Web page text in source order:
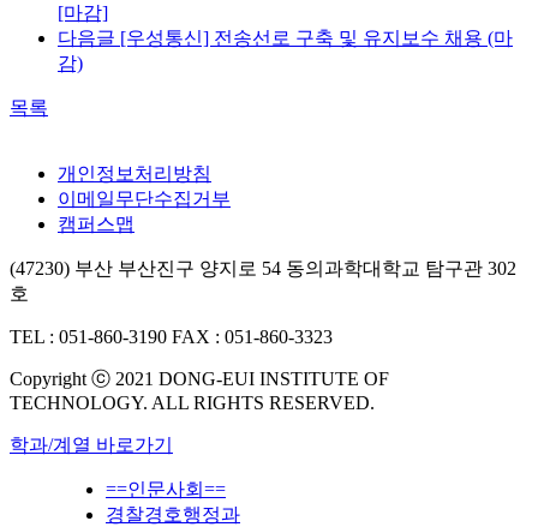
[마감]
다음글 [우성통신] 전송선로 구축 및 유지보수 채용 (마
감)
목록
개인정보처리방침
이메일무단수집거부
캠퍼스맵
(47230) 부산 부산진구 양지로 54 동의과학대학교 탐구관 302
호
TEL : 051-860-3190 FAX : 051-860-3323
Copyright ⓒ 2021 DONG-EUI INSTITUTE OF
TECHNOLOGY. ALL RIGHTS RESERVED.
학과/계열 바로가기
==인문사회==
경찰경호행정과